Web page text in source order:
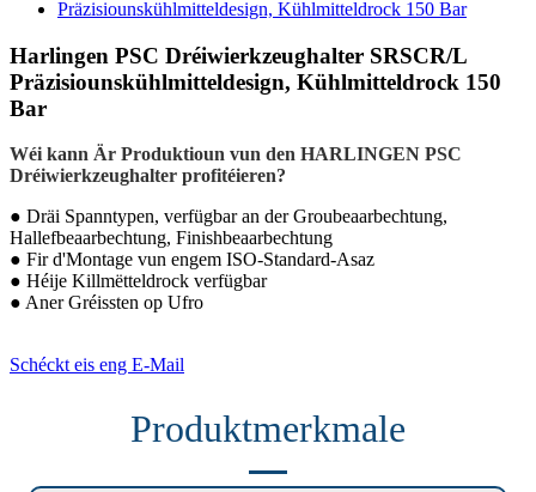
Harlingen PSC Dréiwierkzeughalter SRSCR/L
Präzisiounskühlmitteldesign, Kühlmitteldrock 150
Bar
Wéi kann Är Produktioun vun den HARLINGEN PSC
Dréiwierkzeughalter profitéieren?
● Dräi Spanntypen, verfügbar an der Groubeaarbechtung,
Hallefbeaarbechtung, Finishbeaarbechtung
● Fir d'Montage vun engem ISO-Standard-Asaz
● Héije Killmëtteldrock verfügbar
● Aner Gréissten op Ufro
Schéckt eis eng E-Mail
Produktmerkmale